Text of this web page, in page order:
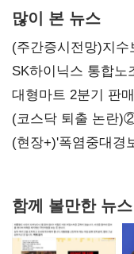
많이 본 뉴스
(주간증시전망)지
SK하이닉스 통합
불만 확산
대형마트 2분기 판
(코스닥 퇴출 논란
당장 퇴출?…시간만
(현장+)'폭염중대경
함께 볼만한 뉴스